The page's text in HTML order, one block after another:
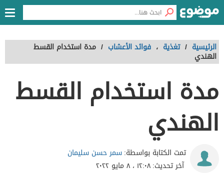
الرئيسية / تغذية ، فوائد الأعشاب / مدة استخدام القسط
الهندي
مدة استخدام القسط
الهندي
تمت الكتابة بواسطة:سمر حسن سليمان
آخر تحديث:١٢:٠٨ ، ٨ مايو ٢٠٢٢